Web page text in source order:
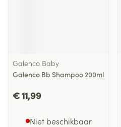
Galenco Baby
Galenco Bb Shampoo 200ml
€ 11,99
Niet beschikbaar